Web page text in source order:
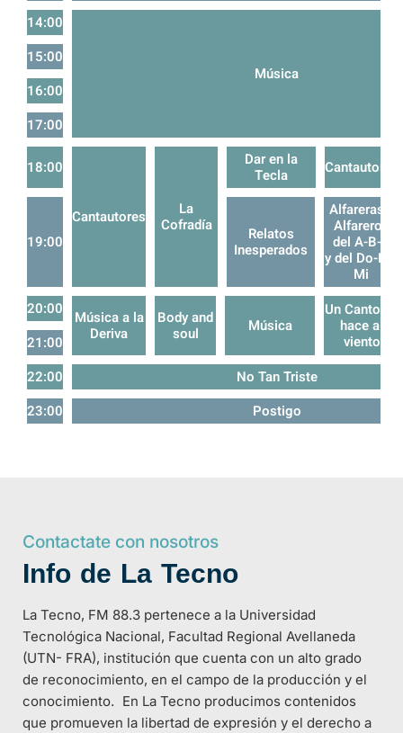
14:00
Música
15:00
16:00
17:00
18:00
Cantautores
La
Cofradía
Dar en la
Tecla
Cantautores
19:00
Relatos
Inesperados
Alfareras y
Alfareros
del A-B-C
y del Do-Re-
Mi
20:00
Música a la
Deriva
Body and
soul
Música
Un Canto se
hace al
viento
21:00
22:00
No Tan Triste
23:00
Postigo
Contactate con nosotros
Info de La Tecno
La Tecno, FM 88.3 pertenece a la Universidad
Tecnológica Nacional, Facultad Regional Avellaneda
(UTN- FRA), institución que cuenta con un alto grado
de reconocimiento, en el campo de la producción y el
conocimiento. En La Tecno producimos contenidos
que promueven la libertad de expresión y el derecho a